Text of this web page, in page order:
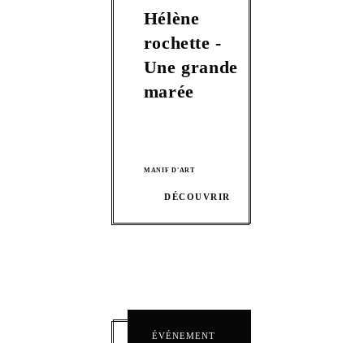
Hélène
rochette -
Une grande
marée
MANIF D'ART
DÉCOUVRIR
ÉVÉNEMENT